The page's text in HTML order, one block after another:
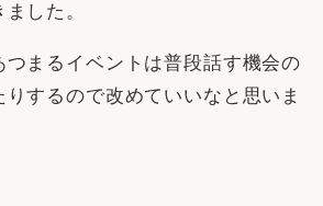
した。
つまるイベントは普段話す機会の
するので改めていいなと思いま